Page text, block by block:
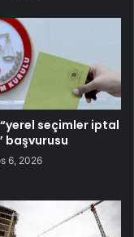
“yerel seçimler iptal
başvurusu
6, 2026